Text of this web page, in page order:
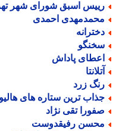
اسبق شورای شهر تهران
احمدی
پاداش
زرد
ترین ستاره های هالیوود
تقی نژاد
رفیقدوست